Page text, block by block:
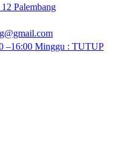
Palembang
–16:00 Minggu : TUTUP